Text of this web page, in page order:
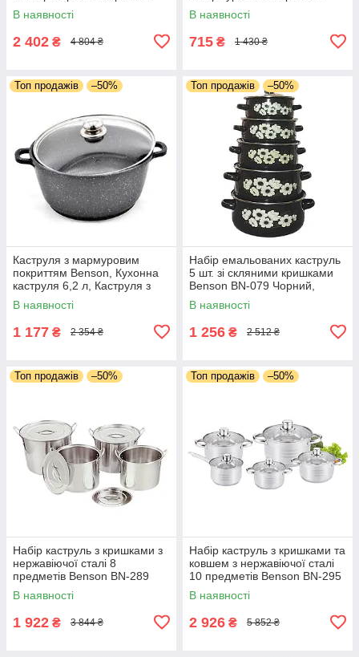
3шт, Набір каструль 4.2; 3.2;
2.2л
В наявності
2 402 ₴ 4 804 ₴
Benson, Кухонна каструля
2.2л
В наявності
715 ₴ 1 430 ₴
Топ продажів –50%
Каструля з мармуровим
покриттям Benson, Кухонна
каструля 6,2 л, Каструля з
антипригарним покриттям
BN-309
В наявності
1 177 ₴ 2 354 ₴
Топ продажів –50%
Набір емальованих каструль
5 шт. зі скляними кришками
Benson BN-079 Чорний,
Якісні кухонні каструлі
В наявності
1 256 ₴ 2 512 ₴
Топ продажів –50%
Набір каструль з кришками з
нержавіючої сталі 8
предметів Benson BN-289
В наявності
1 922 ₴ 3 844 ₴
Топ продажів –50%
Набір каструль з кришками та
ковшем з нержавіючої сталі
10 предметів Benson BN-295
В наявності
2 926 ₴ 5 852 ₴